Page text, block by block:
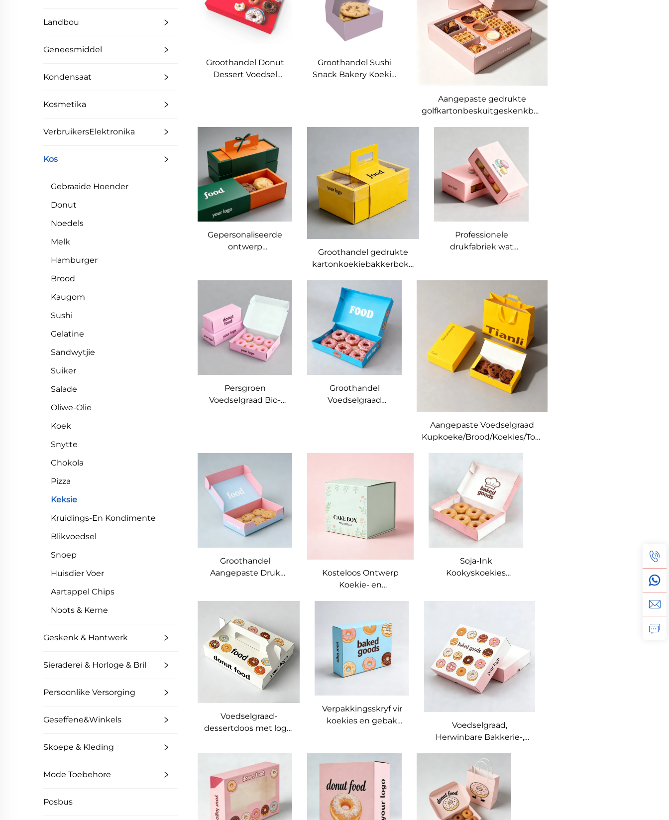
Landbou
Geneesmiddel
Kondensaat
Kosmetika
VerbruikersElektronika
Kos
Gebraaide Hoender
Donut
Noedels
Melk
Hamburger
Brood
Kaugom
Sushi
Gelatine
Sandwytjie
Suiker
Salade
Oliwe-Olie
Koek
Snytte
Chokola
Pizza
Keksie
Kruidings-En Kondimente
Blikvoedsel
Snoep
Huisdier Voer
Aartappel Chips
Noots & Kerne
Geskenk & Hantwerk
Sieraderei & Horloge & Bril
Persoonlike Versorging
Geseffene&Winkels
Skoepe & Kleding
Mode Toebehore
Posbus
Groothandel Donut
Dessert Voedsel
Keksdoos
Ekovriendelike Doos
Vir Voedsel
Groothandel Sushi
Snack Bakery Koekie
Papier Doos met
Insteke
Aangepaste gedrukte
golfkartonbeskuitgeskenkboks
bakkerye, soetighede, brood
en koekhouer
Gepersonaliseerde
ontwerp
groothandel,
herwinbare
verpakking vir
pastrie-, bakker- en
koekievoedselbokse
Groothandel gedrukte
kartonkoekiebakkerboks,
beskuitverpakking met
handvatsel, voubare
draagbare
voedselpapierboks
Professionele
drukfabriek wat
papierboksies met
venster aanpas vir
die verpakking van
koekies, donutte en
sjokoladekoek
Persgroen
Voedselgraad Bio-
Sjokolade, Krepes en
Toetseverpakking
Groothandel
Voedselgraad
Toetseverpakking
Aangepaste Voedselgraad
Kupkoeke/Brood/Koekies/Toetse
Groothandel Sojaink-
drukwerk Gebakken
Papierboks Verpakkingsboks
vir Voedsel
Groothandel
Aangepaste Druk
Voedselgraad Koeke,
Dessert- en
Donutdosse
Herwinbare
Voukarton
Koekiedos
Kosteloos Ontwerp
Koekie- en
Gereuseerde
Macaronkoekiehouer,
Hoogsverkoopbare
Voedselgraadkoek- en
Brownie-kartonhouer
Soja-Ink
Kookyskoekies
Brownieverpakking
met Insetstukke
Luukse
Kookyskoekies,
Brood, Banket en
Beskuitdoos
Voedselgraad-
dessertdoos met logo,
churro- en
sjokoladegeskenkdoos
met u logo,
voedselgraad-koekie-
en banketdoos
Verpakkingsskryf vir
koekies en gebak
herwinbare
donutpapierdosse,
voedselgraad-
koekiepapierdosse
met logo
Voedselgraad,
Herwinbare Bakkerie-,
Banketpapierbokse,
Sojaink Koek-, Beskuit-,
Koekie- en Donutboks,
Maklik Om Saam te Stel,
Voedseldonutpapierboks